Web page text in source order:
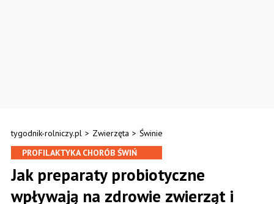
tygodnik-rolniczy.pl > Zwierzęta > Świnie
PROFILAKTYKA CHORÓB ŚWIŃ
Jak preparaty probiotyczne
wpływają na zdrowie zwierząt i